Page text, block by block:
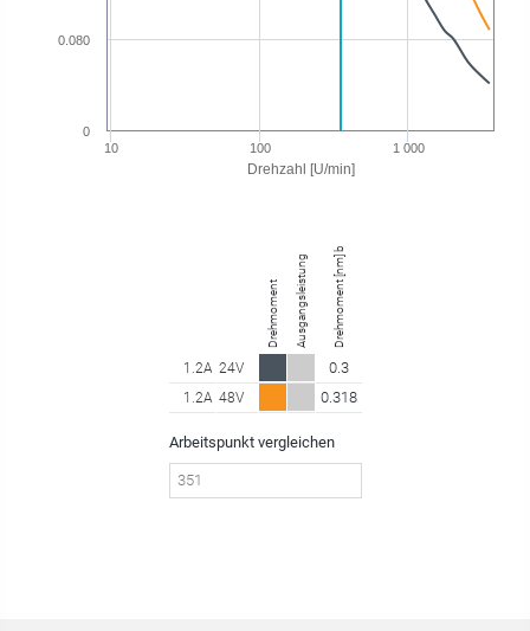
Drehzahl [U/min]
10 100 1 000
0
0.080
Drehmoment Ausgangsleistung Drehmoment [nm] bei 351.00 U/min
1.2A 24V 0.3
1.2A 48V 0.318
Arbeitspunkt vergleichen